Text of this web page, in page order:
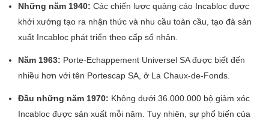
Những năm 1940: Các chiến lược quảng cáo Incabloc được
khởi xướng tạo ra nhận thức và nhu cầu toàn cầu, tạo đà sản
xuất Incabloc phát triển theo cấp số nhân.
Năm 1963: Porte-Echappement Universel SA được biết đến
nhiều hơn với tên Portescap SA, ở La Chaux-de-Fonds.
Đầu những năm 1970: Không dưới 36.000.000 bộ giảm xóc
Incabloc được sản xuất mỗi năm. Tuy nhiên, sự phổ biến của